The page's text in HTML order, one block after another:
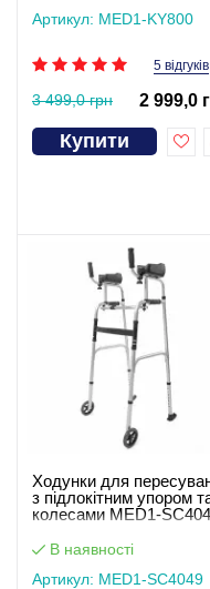
Артикул: MED1-KY800
5 відгуків
3 499,0 грн 2 999,0
Купити
Ходунки для
з підлокітним упором
колесами MED1-
В наявності
Артикул: MED1-SC4049